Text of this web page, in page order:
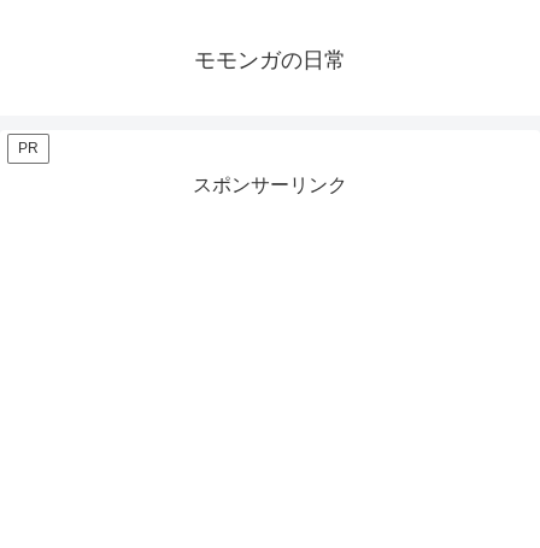
モモンガの日常
PR
スポンサーリンク